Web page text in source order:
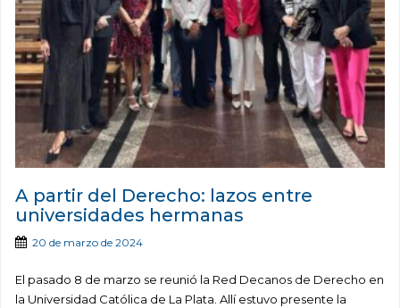
A partir del Derecho: lazos entre
universidades hermanas
20 de marzo de 2024
El pasado 8 de marzo se reunió la Red Decanos de Derecho en
la Universidad Católica de La Plata. Allí estuvo presente la